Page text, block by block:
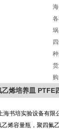
购
烯培养皿 PTFE
海书培实验设备有限
烯容量瓶，聚四氟